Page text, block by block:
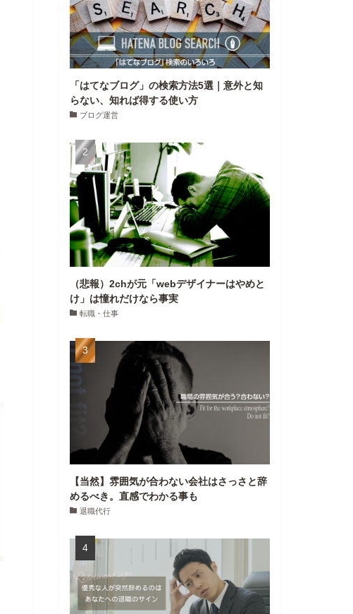
「はてなブログ」の検索方法5選｜意外と知
らない、知れば得する使い方
ブログ運営
（悲報）2chが元「webデザイナーはやめと
け」は憧れだけなら事実
転職・仕事
【当然】雰囲気が合わない会社はさっさと辞
めるべき。直感でわかる事も
退職代行